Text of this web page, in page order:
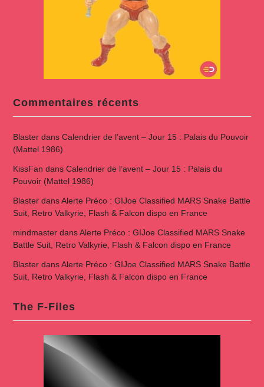
Commentaires récents
Blasterdans Calendrier de l’avent – Jour 15 : Palais du Pouvoir
(Mattel 1986)
KissFan dans Calendrier de l’avent – Jour 15 : Palais du
Pouvoir (Mattel 1986)
BlasterdansAlerte Préco : GIJoe Classified MARS Snake Battle
Suit, Retro Valkyrie, Flash & Falcon dispo en France
mindmasterdansAlerte Préco : GIJoe Classified MARS Snake
Battle Suit, Retro Valkyrie, Flash & Falcon dispo en France
BlasterdansAlerte Préco : GIJoe Classified MARS Snake Battle
Suit, Retro Valkyrie, Flash & Falcon dispo en France
The F-Files